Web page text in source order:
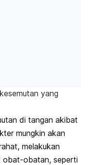
yang
di tangan akibat
mungkin akan
melakukan
obat-obatan, seperti